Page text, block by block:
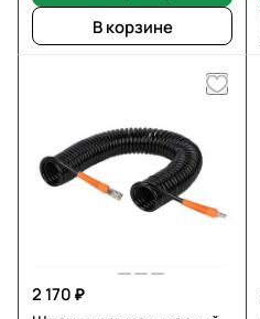
В корзине
2 170 ₽